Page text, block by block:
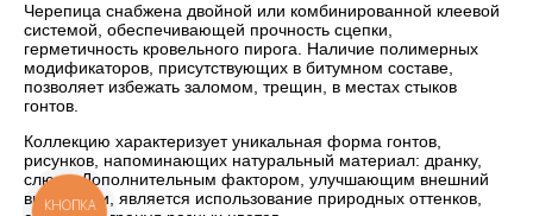
Черепица снабжена двойной или комбинированной клеевой
системой, обеспечивающей прочность сцепки,
герметичность кровельного пирога. Наличие полимерных
модификаторов, присутствующих в битумном составе,
позволяет избежать заломом, трещин, в местах стыков
гонтов.
Коллекцию характеризует уникальная форма гонтов,
рисунков, напоминающих натуральный материал: дранку,
слюду. Дополнительным фактором, улучшающим внешний
вид кровли, является использование природных оттенков,
КНОПКА